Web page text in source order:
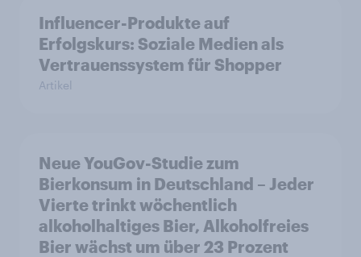
Influencer-Produkte auf
Erfolgskurs: Soziale Medien als
Vertrauenssystem für Shopper
Artikel
Neue YouGov-Studie zum
Bierkonsum in Deutschland – Jeder
Vierte trinkt wöchentlich
alkoholhaltiges Bier, Alkoholfreies
Bier wächst um über 23 Prozent